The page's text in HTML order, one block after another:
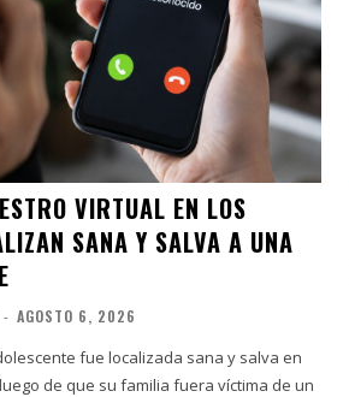
VIRTUAL EN LOS
SANA Y SALVA A UNA
- AGOSTO 6, 2026
fue localizada sana y salva en
de que su familia fuera víctima de un